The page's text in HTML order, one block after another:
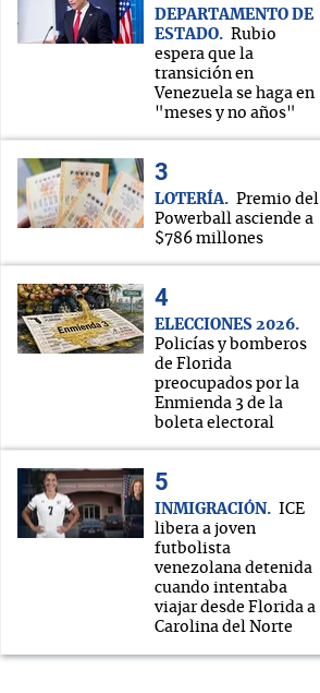
DEPARTAMENTO DE
ESTADO
Rubio
espera que la
transición en
Venezuela se haga en
"meses y no años"
LOTERÍA
Premio del
Powerball asciende a
$786 millones
ELECCIONES 2026
Policías y bomberos
de Florida
preocupados por la
Enmienda 3 de la
boleta electoral
INMIGRACIÓN
ICE
libera a joven
futbolista
venezolana detenida
cuando intentaba
viajar desde Florida a
Carolina del Norte